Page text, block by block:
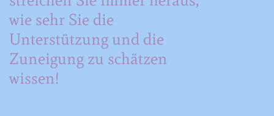
wie sehr Sie die
Unterstützung und die
Zuneigung zu schätzen
wissen!
Zweck
Verwendet von Google DoubleClick, um
die Handlungen des Benutzers auf der
Webseite nach der Anzeige oder dem
Klicken auf eine der Anzeigen des